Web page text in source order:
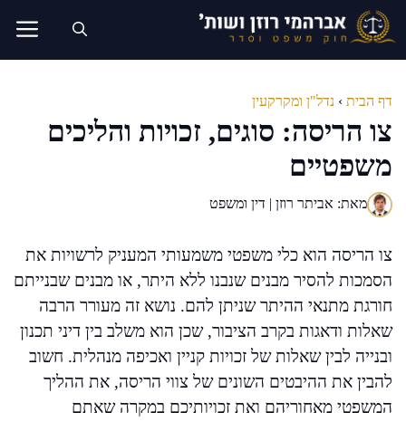
לדלג
לתוכן
דף הבית › נדל"ן ומקרקעין
צו הריסה: סוגים, זכויות והליכים
משפטיים
מאת: אביתר רוזן | דין ומשפט
צו הריסה הוא כלי משפטי משמעותי המעניק לרשויות את
הסמכות להסיר מבנים שנבנו ללא היתר, או מבנים שבנייתם
חורגת מתנאי ההיתר שניתן להם. נושא זה מעורר הרבה
שאלות ודאגות בקרב הציבור, שכן הוא משלב בין דיני תכנון
ובנייה לבין שאלות של זכויות קניין ואכיפה מנהלית. חשוב
להבין את ההיבטים השונים של צווי הריסה, את ההליך
המשפטי מאחוריהם ואת זכויותיכם במקרה שאתם